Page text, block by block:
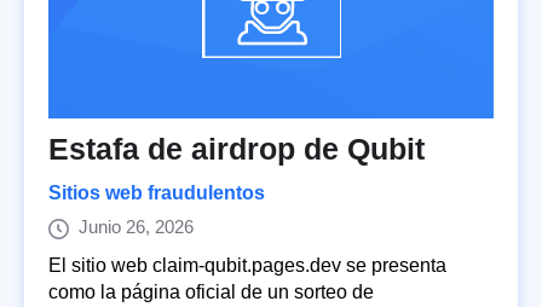
Estafa de airdrop de Qubit
Sitios web fraudulentos
Junio 26, 2026
El sitio web claim-qubit.pages.dev se presenta
como la página oficial de un sorteo de